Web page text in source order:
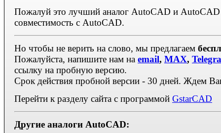
Пожалуй это лучший аналог AutoCAD и
совместимость с AutoCAD.
Но чтобы не верить на слово, мы предлагаем
Пожалуйста, напишите нам на email, MAX,
ссылку на пробную версию.
Срок действия пробной версии - 30 дней. Ждем
Перейти к разделу сайта с программой GstarCAD
Другие аналоги AutoCAD: